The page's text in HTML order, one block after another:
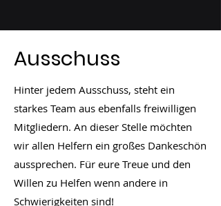
Ausschuss
Hinter jedem Ausschuss, steht ein
starkes Team aus ebenfalls freiwilligen
Mitgliedern. An dieser Stelle möchten
wir allen Helfern ein großes Dankeschön
aussprechen. Für eure Treue und den
Willen zu Helfen wenn andere in
Schwierigkeiten sind!